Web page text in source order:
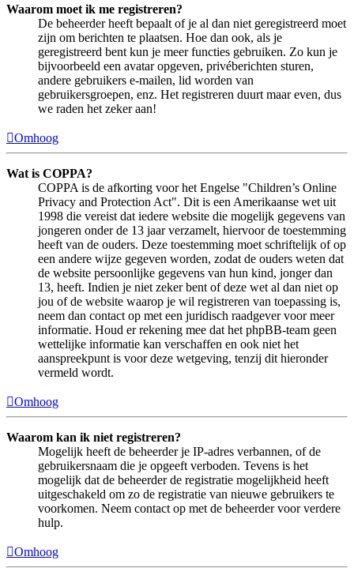
Waarom moet ik me registreren?
De beheerder heeft bepaalt of je al dan niet geregistreerd moet
zijn om berichten te plaatsen. Hoe dan ook, als je
geregistreerd bent kun je meer functies gebruiken. Zo kun je
bijvoorbeeld een avatar opgeven, privéberichten sturen,
andere gebruikers e-mailen, lid worden van
gebruikersgroepen, enz. Het registreren duurt maar even, dus
we raden het zeker aan!
Omhoog
Wat is COPPA?
COPPA is de afkorting voor het Engelse "Children’s Online
Privacy and Protection Act". Dit is een Amerikaanse wet uit
1998 die vereist dat iedere website die mogelijk gegevens van
jongeren onder de 13 jaar verzamelt, hiervoor de toestemming
heeft van de ouders. Deze toestemming moet schriftelijk of op
een andere wijze gegeven worden, zodat de ouders weten dat
de website persoonlijke gegevens van hun kind, jonger dan
13, heeft. Indien je niet zeker bent of deze wet al dan niet op
jou of de website waarop je wil registreren van toepassing is,
neem dan contact op met een juridisch raadgever voor meer
informatie. Houd er rekening mee dat het phpBB-team geen
wettelijke informatie kan verschaffen en ook niet het
aanspreekpunt is voor deze wetgeving, tenzij dit hieronder
vermeld wordt.
Omhoog
Waarom kan ik niet registreren?
Mogelijk heeft de beheerder je IP-adres verbannen, of de
gebruikersnaam die je opgeeft verboden. Tevens is het
mogelijk dat de beheerder de registratie mogelijkheid heeft
uitgeschakeld om zo de registratie van nieuwe gebruikers te
voorkomen. Neem contact op met de beheerder voor verdere
hulp.
Omhoog